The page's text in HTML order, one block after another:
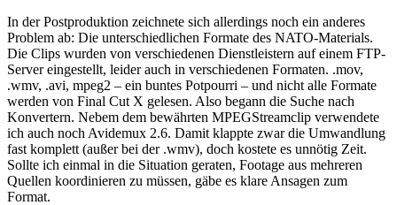
In der Postproduktion zeichnete sich allerdings noch ein anderes
Problem ab: Die unterschiedlichen Formate des NATO-Materials.
Die Clips wurden von verschiedenen Dienstleistern auf einem FTP-
Server eingestellt, leider auch in verschiedenen Formaten. .mov,
.wmv, .avi, mpeg2 – ein buntes Potpourri – und nicht alle Formate
werden von Final Cut X gelesen. Also begann die Suche nach
Konvertern. Nebem dem bewährten MPEGStreamclip verwendete
ich auch noch Avidemux 2.6. Damit klappte zwar die Umwandlung
fast komplett (außer bei der .wmv), doch kostete es unnötig Zeit.
Sollte ich einmal in die Situation geraten, Footage aus mehreren
Quellen koordinieren zu müssen, gäbe es klare Ansagen zum
Format.